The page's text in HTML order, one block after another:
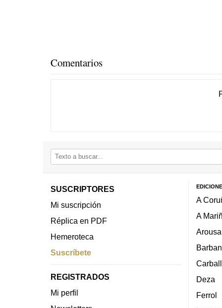
Comentarios
SUSCRIPTORES
Mi suscripción
Réplica en PDF
Hemeroteca
Suscríbete
REGISTRADOS
Mi perfil
A
A
Arousa
Deza
Ferrol